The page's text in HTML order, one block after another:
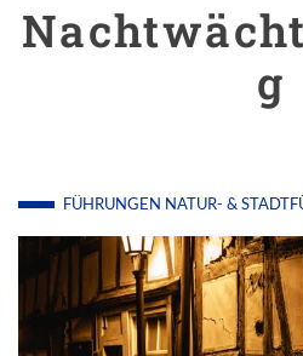
g
FÜHRUNGEN NATUR- &